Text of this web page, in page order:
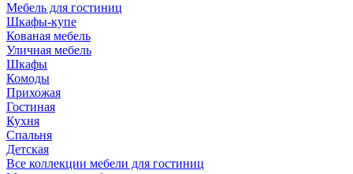
Мебель для гостиниц
Шкафы-купе
Кованая мебель
Уличная мебель
Шкафы
Комоды
Прихожая
Гостиная
Кухня
Спальня
Детская
Все коллекции мебели для гостиниц